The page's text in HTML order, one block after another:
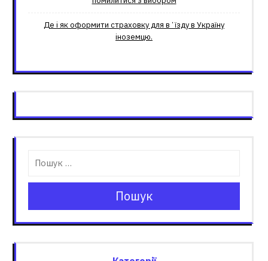
Де і як оформити страховку для вʼїзду в Україну
іноземцю.
Пошук